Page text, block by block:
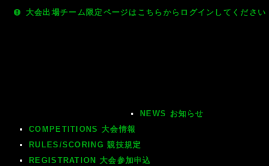
大会出場チーム限定ページはこちらからログインしてください
NEWS お知らせ
COMPETITIONS 大会情報
RULES/SCORING 競技規定
REGISTRATION
大会参加申込